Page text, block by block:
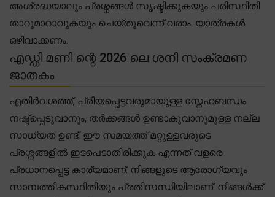
അശ്രദ്ധയാലും പ്രശ്നങ്ങൾ സൃഷ്ടിക്കുകയും പരിസ്ഥിതി
താറുമാറാവുകയും ചെയ്തുവെന്ന് വരാം. യാത്രകൾ
ഒഴിവാക്കണം.
എഡ്ഡി മണി ന്റെ 2026 ലെ ശനി സംക്രമണ
ജാതകം
എതിർവശത്ത്, പ്രിയപ്പെട്ടവരുമായുള്ള സ്നേഹബന്ധം
നഷ്ട്പ്പെടുവാനും, തർക്കങ്ങൾ ഉണ്ടാകുവാനുമുള്ള നല്ല
സാധ്യത ഉണ്ട്. ഈ സമയത്ത് മറ്റുള്ളവരുടെ
പ്രശ്നങ്ങളിൽ ഇടപെടാതിരിക്കുക എന്നത് വളരെ
പ്രധാനപ്പെട്ട കാര്യമാണ്. നിങ്ങളുടെ ആരോഗ്യവും
സാമ്പത്തികസ്ഥിതിയും പ്രതിസന്ധിയിലാണ്. നിങ്ങൾക്ക്